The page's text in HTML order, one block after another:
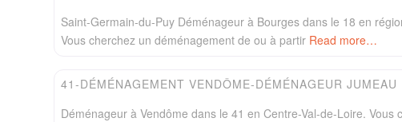
Saint-Germain-du-Puy Déménageur à Bourges dans le 18 en
Vous cherchez un déménagement de ou à partir Read more…
41-DÉMÉNAGEMENT VENDÔME-DÉMÉNAGEUR JUMEAU
Déménageur à Vendôme dans le 41 en Centre-Val-de-Loire. Vous